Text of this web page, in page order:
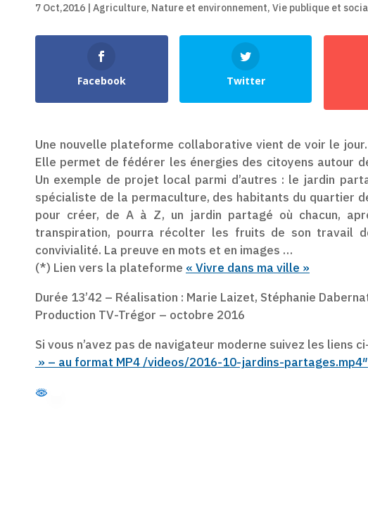
7 Oct,2016 | Agriculture, Nature et environnement, Vie publique et
Facebook Twitter
Une nouvelle plateforme collaborative vient de voir le
Elle permet de fédérer les énergies des citoyens autour
Un exemple de projet local parmi d’autres : le jardin
spécialiste de la permaculture, des habitants du quartier
pour créer, de A à Z, un jardin partagé où chacun,
transpiration, pourra récolter les fruits de son travail
convivialité. La preuve en mots et en images …
(*) Lien vers la plateforme « Vivre dans ma ville »
Durée 13’42 – Réalisation : Marie Laizet, Stéphanie
Production TV-Trégor – octobre 2016
Si vous n’avez pas de navigateur moderne suivez les liens
» – au format MP4 /videos/2016-10-jardins-partages.mp4″